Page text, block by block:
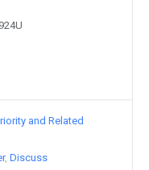
and Related
Discuss